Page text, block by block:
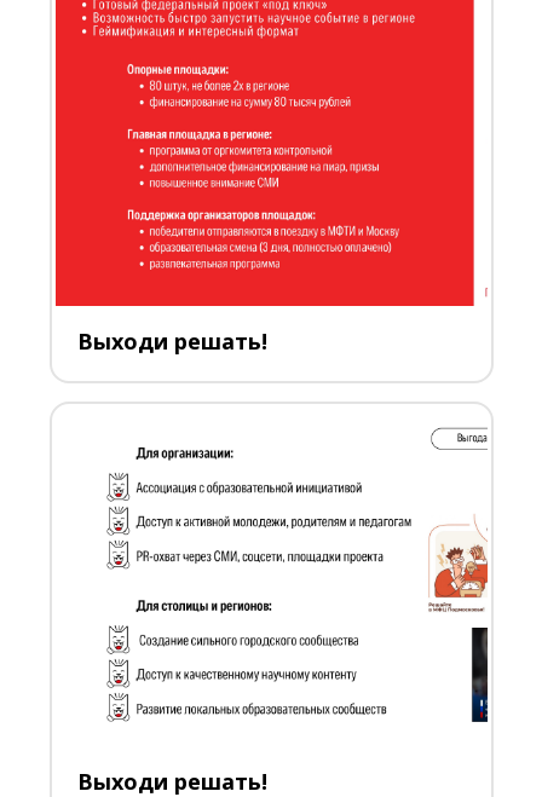
Выходи решать!
Выходи решать!